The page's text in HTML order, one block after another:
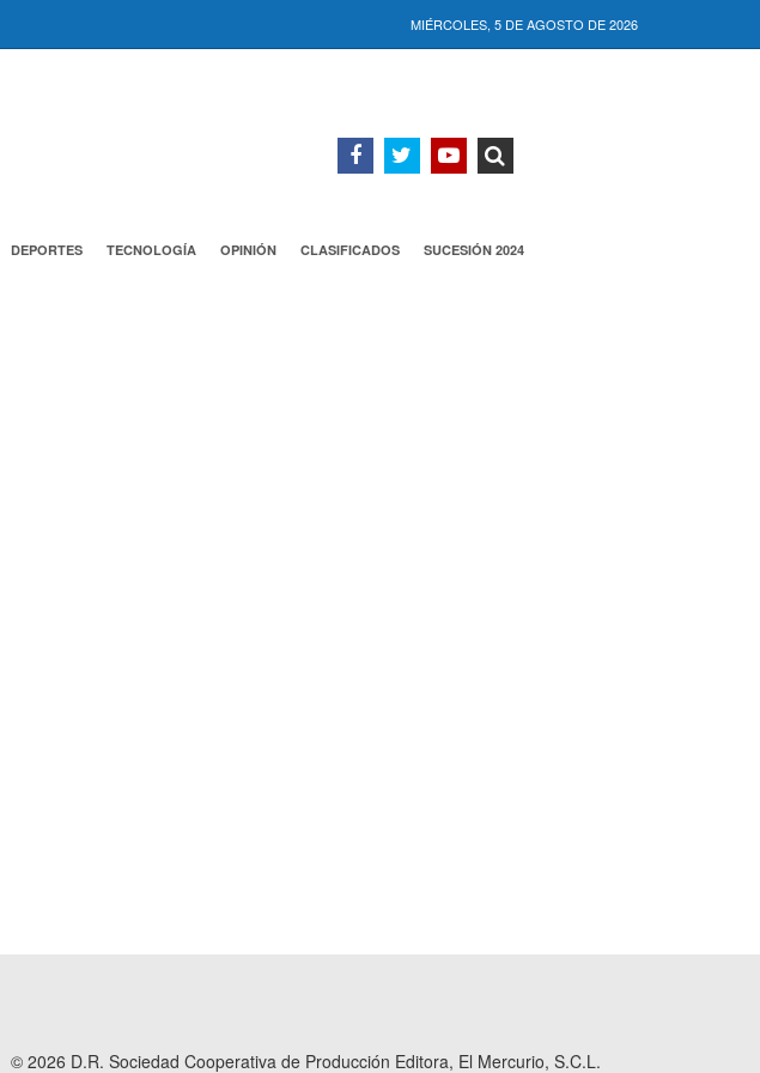
MIÉRCOLES, 5 DE AGOSTO DE 2026
DEPORTES TECNOLOGÍA OPINIÓN CLASIFICADOS SUCESIÓN 2024
© 2026 D.R. Sociedad Cooperativa de Producción Editora, El Mercurio, S.C.L.